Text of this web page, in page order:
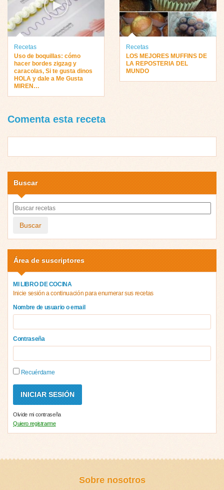
Recetas
Uso de boquillas: cómo
hacer bordes zigzag y
caracolas, Si te gusta dinos
HOLA y dale a Me Gusta
MIREN…
Recetas
LOS MEJORES MUFFINS DE
LA REPOSTERIA DEL
MUNDO
Comenta esta receta
Buscar
Buscar
Área de suscriptores
MI LIBRO DE COCINA
Inicie sesión a continuación para enumerar sus recetas
Nombre de usuario o email
Contraseña
Recuérdame
Olvide mi contraseña
Quiero registrarme
Sobre nosotros